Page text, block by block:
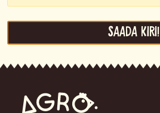
Saada kiri!